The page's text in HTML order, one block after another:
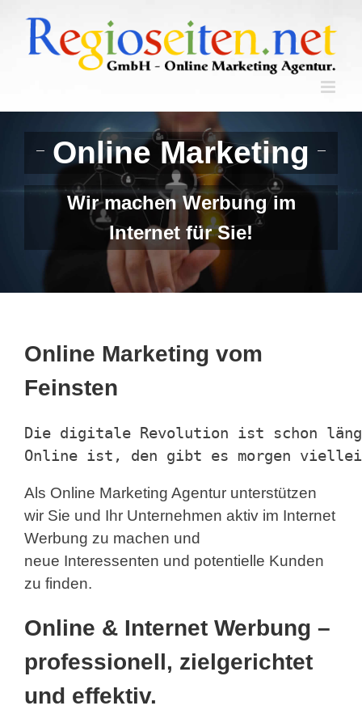
content
Online Marketing
Wir machen Werbung im
Internet für Sie!
Online Marketing vom
Feinsten
Die digitale Revolution ist schon
Online ist, den gibt es morgen
Als Online Marketing Agentur unterstützen
wir Sie und Ihr Unternehmen aktiv im Internet
Werbung zu machen und
neue Interessenten und potentielle Kunden
zu finden.
Online & Internet Werbung –
professionell, zielgerichtet
und effektiv.